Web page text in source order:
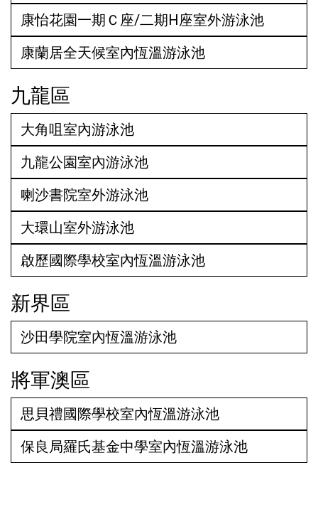
康怡花園一期Ｃ座/二期H座室外游泳池
康蘭居全天候室內恆溫游泳池
九龍區
大角咀室內游泳池
九龍公園室內游泳池
喇沙書院室外游泳池
大環山室外游泳池
啟歷國際學校室內恆溫游泳池
新界區
沙田學院室內恆溫游泳池
將軍澳區
思貝禮國際學校室內恆溫游泳池
保良局羅氏基金中學室內恆溫游泳池